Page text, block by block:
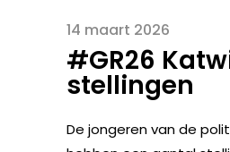
14 maart 2026
#GR26
stellingen
De jongeren van de